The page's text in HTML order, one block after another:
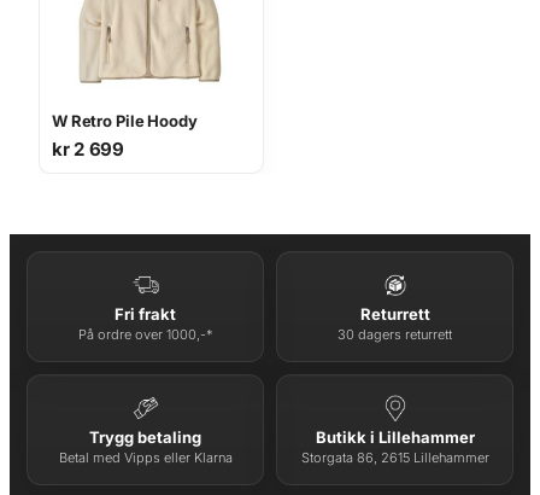
W Retro Pile Hoody
kr2 699
Fri frakt
På ordre over 1000,-*
Returrett
30 dagers returrett
Trygg betaling
Betal med Vipps eller Klarna
Butikk i Lillehammer
Storgata 86, 2615 Lillehammer